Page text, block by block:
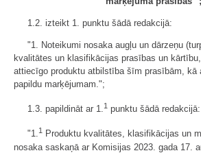
1.2. izteikt 1. punktu šādā redakcijā:
"1. Noteikumi nosaka augļu un dārzeņu
kvalitātes un klasifikācijas prasības un
attiecīgo produktu atbilstība šīm prasībām, kā
papildu marķējumam.";
1.3. papildināt ar 1.1 punktu šādā redakcijā:
"1.1
Produktu kvalitātes, klasifikācijas un
nosaka saskaņā ar Komisijas 2023. gada 17.